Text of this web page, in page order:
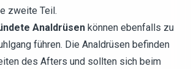
zweite Teil.
Analdrüsen können ebenfalls zu
führen. Die Analdrüsen befinden
des Afters und sollten sich beim